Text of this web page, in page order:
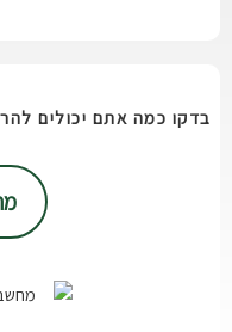
בדקו כמה אתם יכולים